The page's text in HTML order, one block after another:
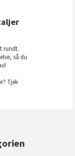
rundt.
så du
Tjek